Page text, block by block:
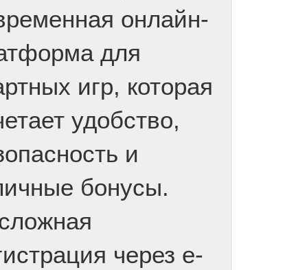
онлайн-
для
игр, которая
удобство,
и
бонусы.
через e-